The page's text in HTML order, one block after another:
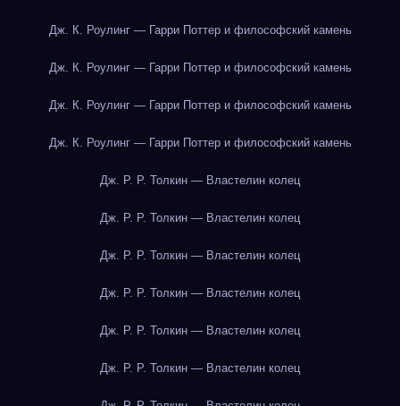
Дж. К. Роулинг — Гарри Поттер и философский камень
Дж. К. Роулинг — Гарри Поттер и философский камень
Дж. К. Роулинг — Гарри Поттер и философский камень
Дж. К. Роулинг — Гарри Поттер и философский камень
Дж. Р. Р. Толкин — Властелин колец
Дж. Р. Р. Толкин — Властелин колец
Дж. Р. Р. Толкин — Властелин колец
Дж. Р. Р. Толкин — Властелин колец
Дж. Р. Р. Толкин — Властелин колец
Дж. Р. Р. Толкин — Властелин колец